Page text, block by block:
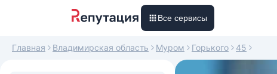
Все сервисы
Главная Владимирская область Муром Горького 45